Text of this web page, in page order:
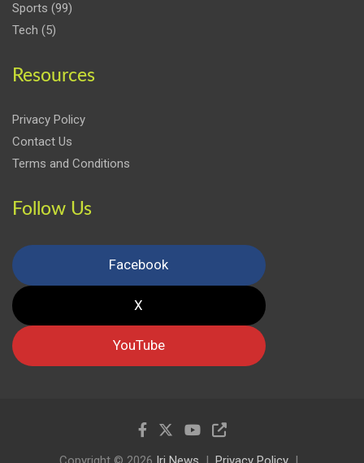
Sports (99)
Tech (5)
Resources
Privacy Policy
Contact Us
Terms and Conditions
Follow Us
Facebook
X
YouTube